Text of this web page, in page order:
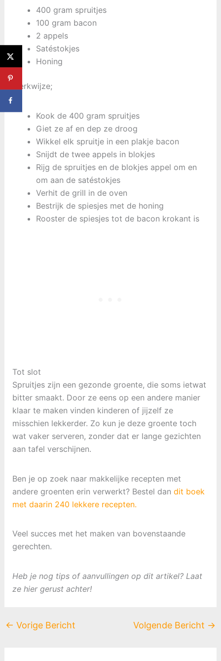
400 gram spruitjes
100 gram bacon
2 appels
Satéstokjes
Honing
Werkwijze;
Kook de 400 gram spruitjes
Giet ze af en dep ze droog
Wikkel elk spruitje in een plakje bacon
Snijdt de twee appels in blokjes
Rijg de spruitjes en de blokjes appel om en
om aan de satéstokjes
Verhit de grill in de oven
Bestrijk de spiesjes met de honing
Rooster de spiesjes tot de bacon krokant is
Tot slot
Spruitjes zijn een gezonde groente, die soms ietwat
bitter smaakt. Door ze eens op een andere manier
klaar te maken vinden kinderen of jijzelf ze
misschien lekkerder. Zo kun je deze groente toch
wat vaker serveren, zonder dat er lange gezichten
aan tafel verschijnen.
Ben je op zoek naar makkelijke recepten met
andere groenten erin verwerkt? Bestel dan dit boek
met daarin 240 lekkere recepten.
Veel succes met het maken van bovenstaande
gerechten.
Heb je nog tips of aanvullingen op dit artikel? Laat
ze hier gerust achter!
← Vorige Bericht Volgende Bericht →